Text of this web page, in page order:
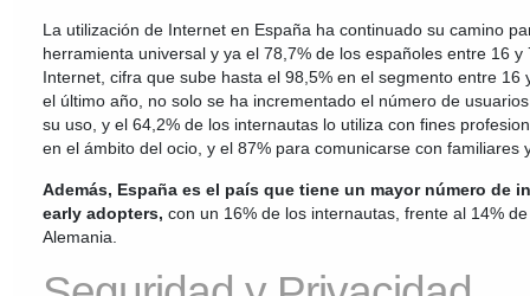
La utilización de Internet en España ha continuado su camino
herramienta universal y ya el 78,7% de los españoles entre 16
Internet, cifra que sube hasta el 98,5% en el segmento entre 16
el último año, no solo se ha incrementado el número de
su uso, y el 64,2% de los internautas lo utiliza con fines
en el ámbito del ocio, y el 87% para comunicarse con familiares
Además, España es el país que tiene un mayor número de
early adopters, con un 16% de los internautas, frente al 14%
Alemania.